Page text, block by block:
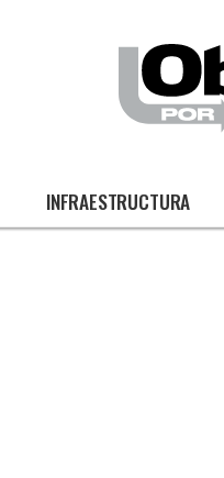
INFRAESTRUCTURA